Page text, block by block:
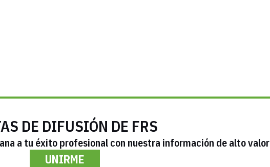
DE DIFUSIÓN DE FRS
a tu éxito profesional con nuestra información de alto valor
UNIRME